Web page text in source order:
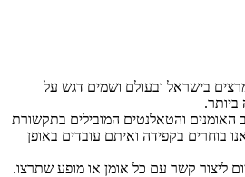
בישראל ובעולם ושמים דגש על
ביותר.
והטאלנטים המובילים בתקשורת
בוחרים בקפידה ואיתם עובדים באופן
ליצור קשר עם כל אומן או מופע שתרצו.